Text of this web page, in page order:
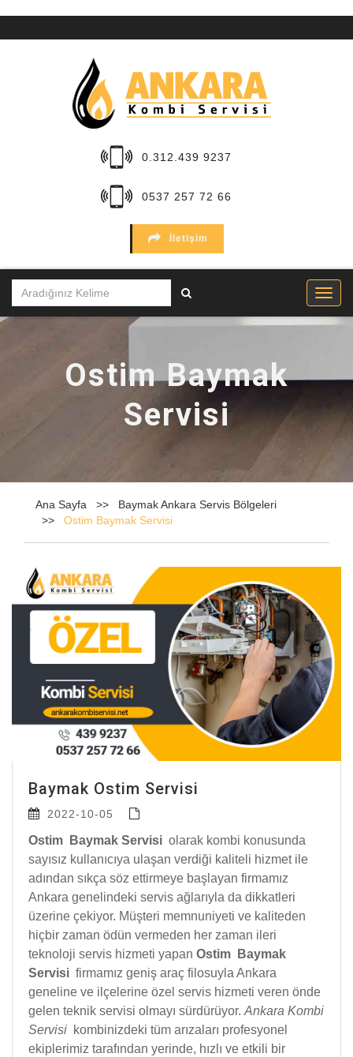
0.312.439 9237
0537 257 72 66
İletişim
KURUMSAL
Ostim Baymak
Servisi
Ana Sayfa
Baymak Ankara Servis Bölgeleri
Ostim Baymak Servisi
Baymak Ostim Servisi
2022-10-05
Ostim Baymak Servisi olarak kombi konusunda
sayısız kullanıcıya ulaşan verdiği kaliteli hizmet ile
adından sıkça söz ettirmeye başlayan firmamız
Ankara genelindeki servis ağlarıyla da dikkatleri
üzerine çekiyor. Müşteri memnuniyeti ve kaliteden
hiçbir zaman ödün vermeden her zaman ileri
teknoloji servis hizmeti yapan Ostim Baymak
Servisi firmamız geniş araç filosuyla Ankara
geneline ve ilçelerine özel servis hizmeti veren önde
gelen teknik servisi olmayı sürdürüyor. Ankara Kombi
Servisi kombinizdeki tüm arızaları profesyonel
ekiplerimiz tarafından yerinde, hızlı ve etkili bir